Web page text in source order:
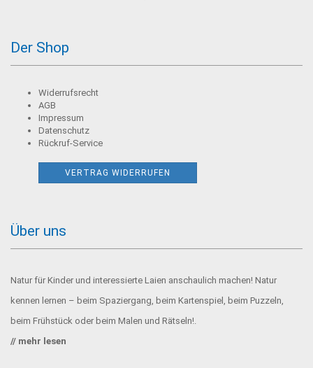
Der Shop
Widerrufsrecht
AGB
Impressum
Datenschutz
Rückruf-Service
VERTRAG WIDERRUFEN
Über uns
Natur für Kinder und interessierte Laien anschaulich machen! Natur
kennen lernen – beim Spaziergang, beim Kartenspiel, beim Puzzeln,
beim Frühstück oder beim Malen und Rätseln!.
// mehr lesen